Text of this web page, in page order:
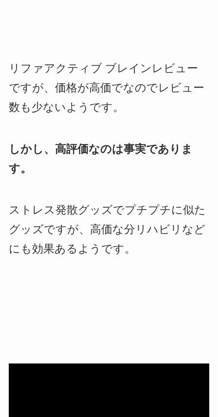
リファアクティブ ブレインレビュー
ですが、価格が高価でなのでレビュー
数も少ないようです。
しかし、高評価なのは事実でありま
す。
ストレス発散グッズでプチプチに似た
グッズですが、高価な分リハビリなど
にも効果あるようです。